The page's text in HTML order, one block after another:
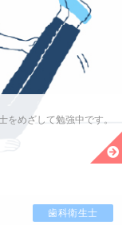
をめざして勉強中です。
歯科衛生士